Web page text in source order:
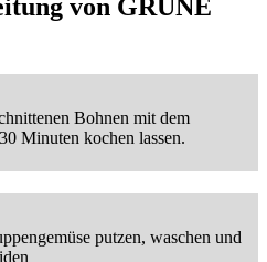
von GRÜNE
Bohnen mit dem
Minuten kochen lassen.
putzen, waschen und